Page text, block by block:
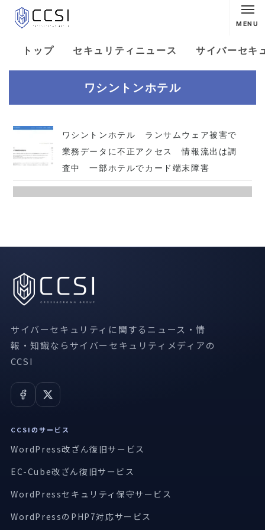
MENU
トップ セキュリティニュース サイバーセキ
ワシントンホテル
ワシントンホテル ランサムウェア被害で
業務データに不正アクセス 情報流出は調
査中 一部ホテルでカード端末障害
サイバーセキュリティに関するニュース・情
報・知識ならサイバーセキュリティメディアの
CCSI
CCSIのサービス
WordPress改ざん復旧サービス
EC-Cube改ざん復旧サービス
WordPressセキュリティ保守サービス
WordPressのPHP7対応サービス